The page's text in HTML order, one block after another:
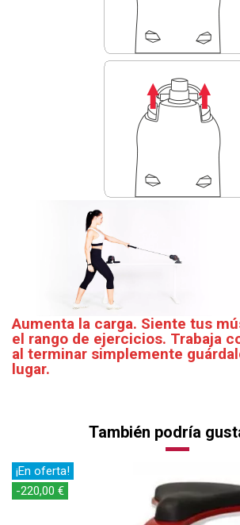
Aumenta la carga. Siente tus
el rango de ejercicios. Trabaja
al terminar simplemente
lugar.
También podría
¡En oferta!
-220,00 €